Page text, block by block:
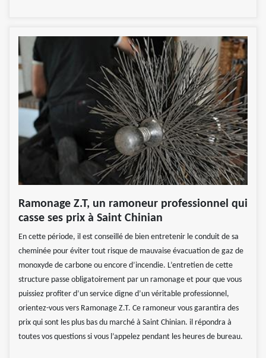
Ramonage Z.T, un ramoneur professionnel qui
casse ses prix à Saint Chinian
En cette période, il est conseillé de bien entretenir le conduit de sa
cheminée pour éviter tout risque de mauvaise évacuation de gaz de
monoxyde de carbone ou encore d’incendie. L’entretien de cette
structure passe obligatoirement par un ramonage et pour que vous
puissiez profiter d’un service digne d’un véritable professionnel,
orientez-vous vers Ramonage Z.T. Ce ramoneur vous garantira des
prix qui sont les plus bas du marché à Saint Chinian. il répondra à
toutes vos questions si vous l’appelez pendant les heures de bureau.